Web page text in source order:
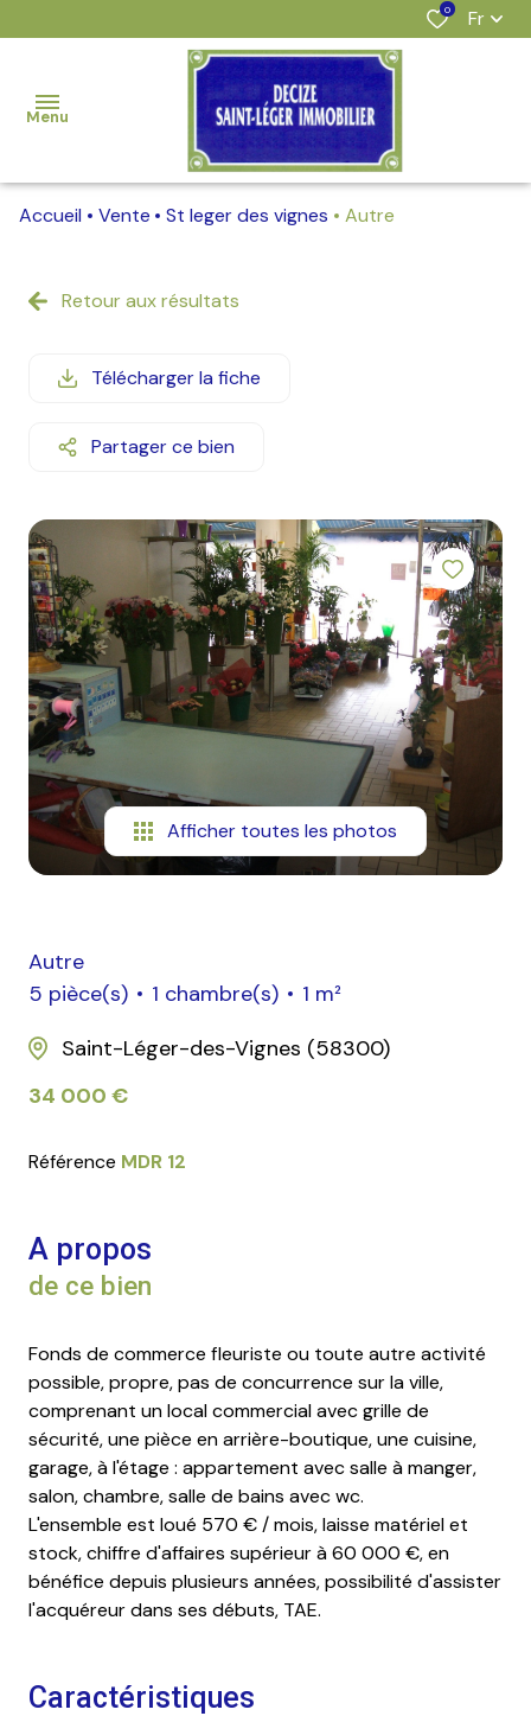
0 Fr
Menu
nos
estimation
mail
contact
Accueil Vente St leger des vignes Autre
Retour aux résultats
Télécharger la fiche
Partager ce bien
Afficher toutes les photos
Autre
5 pièce(s)
1 chambre(s)
1 m²
Saint-Léger-des-Vignes (58300)
34 000 €
Référence MDR 12
A propos
de ce bien
Fonds de commerce fleuriste ou toute autre activité
possible, propre, pas de concurrence sur la ville,
comprenant un local commercial avec grille de
sécurité, une pièce en arrière-boutique, une cuisine,
garage, à l'étage : appartement avec salle à manger,
salon, chambre, salle de bains avec wc.
L'ensemble est loué 570 € / mois, laisse matériel et
stock, chiffre d'affaires supérieur à 60 000 €, en
bénéfice depuis plusieurs années, possibilité d'assister
l'acquéreur dans ses débuts, TAE.
Caractéristiques